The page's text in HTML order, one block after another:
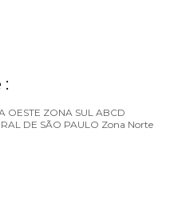
:
OESTE ZONA SUL ABCD
DE SÃO PAULO Zona Norte